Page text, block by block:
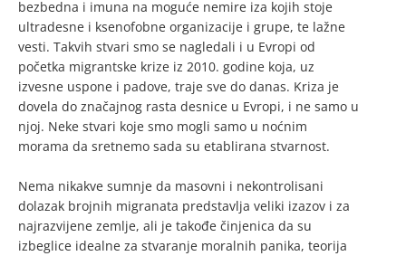
bezbedna i imuna na moguće nemire iza kojih stoje
ultradesne i ksenofobne organizacije i grupe, te lažne
vesti. Takvih stvari smo se nagledali i u Evropi od
početka migrantske krize iz 2010. godine koja, uz
izvesne uspone i padove, traje sve do danas. Kriza je
dovela do značajnog rasta desnice u Evropi, i ne samo u
njoj. Neke stvari koje smo mogli samo u noćnim
morama da sretnemo sada su etablirana stvarnost.
Nema nikakve sumnje da masovni i nekontrolisani
dolazak brojnih migranata predstavlja veliki izazov i za
najrazvijene zemlje, ali je takođe činjenica da su
izbeglice idealne za stvaranje moralnih panika, teorija